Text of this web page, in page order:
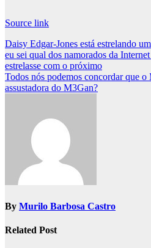
Source link
Post
navigation
Daisy Edgar-Jones está estrelando
eu sei qual dos namorados da
estrelasse com o próximo
Todos nós podemos concordar que o
assustadora do M3Gan?
By Murilo Barbosa Castro
Related Post